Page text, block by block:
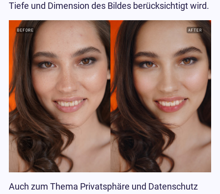
Tiefe und Dimension des Bildes berücksichtigt wird.
Auch zum Thema Privatsphäre und Datenschutz